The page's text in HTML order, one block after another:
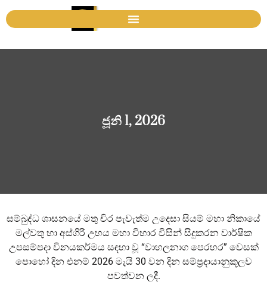
ජූනි 1, 2026
සම්බුද්ධ ශාසනයේ මතු චිර පැවැත්ම උදෙසා සියම් මහා නිකායේ
මල්වතු හා අස්ගිරි උභය මහා විහාර විසින් සිදුකරන වාර්ෂික
උපසම්පදා විනයකර්මය සඳහා වූ “වාහලනාග පෙරහර” වෙසක්
පොහෝ දින එනම් 2026 මැයි 30 වන දින සම්ප්‍රදායානුකූලව
පවත්වන ලදී.